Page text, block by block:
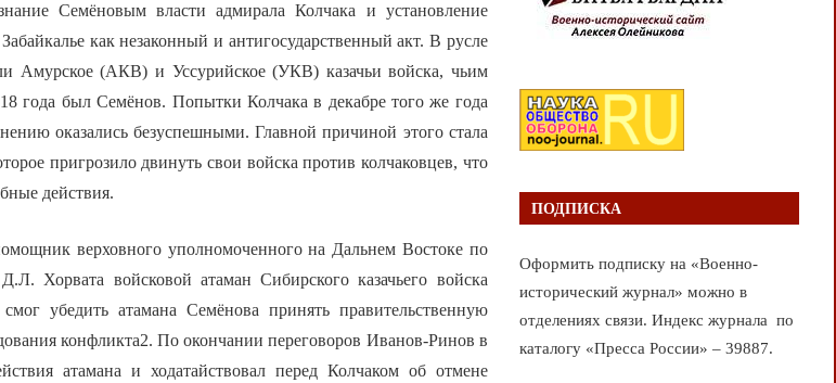
Семёновым власти адмирала Колчака и установление
как незаконный и антигосударственный акт. В русле
Амурское (АКВ) и Уссурийское (УКВ) казачьи войска, чьим
года был Семёнов. Попытки Колчака в декабре того же года
оказались безуспешными. Главной причиной этого стала
пригрозило двинуть свои войска против колчаковцев, что
действия.
верховного уполномоченного на Дальнем Востоке по
Хорвата войсковой атаман Сибирского казачьего войска
убедить атамана Семёнова принять правительственную
конфликта2. По окончании переговоров Иванов-Ринов в
атамана и ходатайствовал перед Колчаком об отмене
ПОДПИСКА
Оформить подписку на «Военно-
исторический журнал» можно в
отделениях связи. Индекс журнала по
каталогу «Пресса России» – 39887.